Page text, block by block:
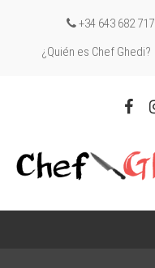
+34 643 682 717
¿Quién es Chef Ghedi?